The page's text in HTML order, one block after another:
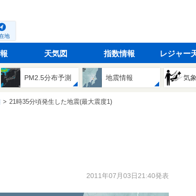
地
天気図 指数情報 レジャー
PM2.5分布予測 地震情報 気
21時35分頃発生した地震(最大震度1)
2011年07月03日21:40発表